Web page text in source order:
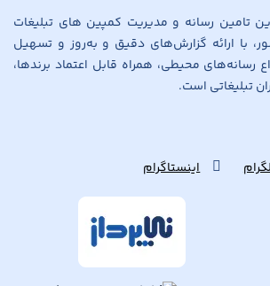
تامین رسانه و مدیریت کمپین های تبلیغات
با ارائه گزارش‌های دقیق و به‌روز و تسهیل
رسانه‌های محیطی، همراه قابل اعتماد برندها،
تبلیغاتی است.
اینستاگرام